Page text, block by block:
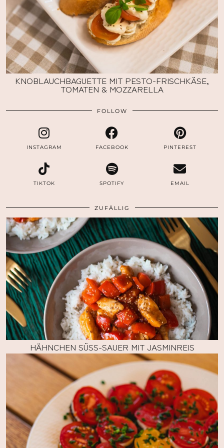
KNOBLAUCHBAGUETTE MIT PESTO-FRISCHKÄSE,
TOMATEN & MOZZARELLA
FOLLOW
INSTAGRAM FACEBOOK PINTEREST
TIKTOK SPOTIFY EMAIL
ZUFÄLLIG
HÄHNCHEN SÜSS-SAUER MIT JASMINREIS